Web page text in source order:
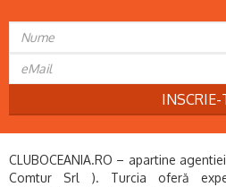
INSCRIE-
CLUBOCEANIA.RO – apartine
Comtur Srl ). Turcia oferă